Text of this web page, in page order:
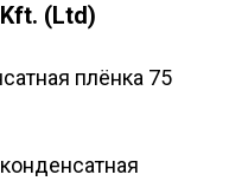
(Ltd)
плёнка 75